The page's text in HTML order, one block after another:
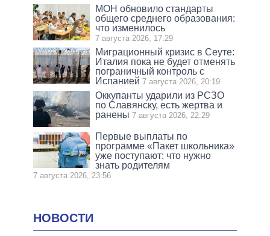
МОН обновило стандарты
общего среднего образования:
что изменилось
7 августа 2026, 17:29
Миграционный кризис в Сеуте:
Италия пока не будет отменять
пограничный контроль с
Испанией 7 августа 2026, 20:19
Оккупанты ударили из РСЗО
по Славянску, есть жертва и
ранены 7 августа 2026, 22:29
Первые выплаты по
программе «Пакет школьника»
уже поступают: что нужно
знать родителям
7 августа 2026, 23:56
НОВОСТИ